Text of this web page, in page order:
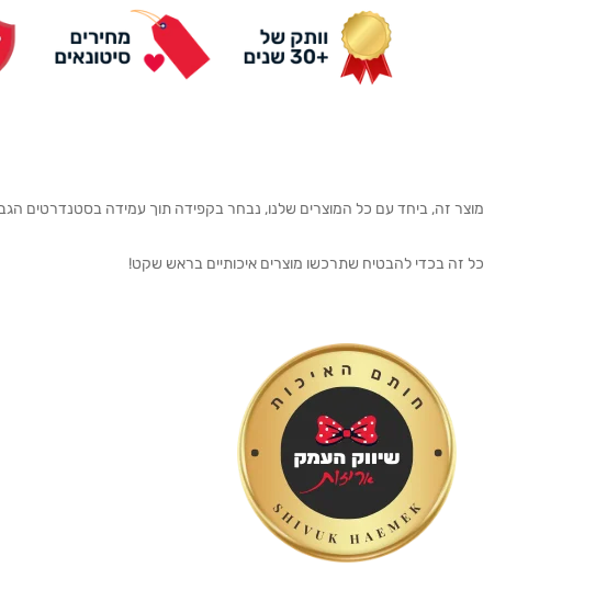
מוצר זה, ביחד עם כל המוצרים שלנו, נבחר בקפידה תוך עמידה בסטנדרטים
כל זה בכדי להבטיח שתרכשו מוצרים איכותיים בראש שקט!